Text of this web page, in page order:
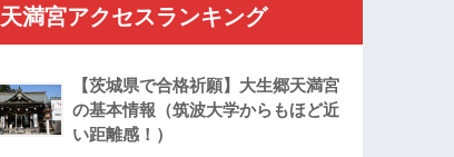
天満宮アクセスランキング
【茨城県で合格祈願】大生郷天満宮
の基本情報（筑波大学からもほど近
い距離感！）